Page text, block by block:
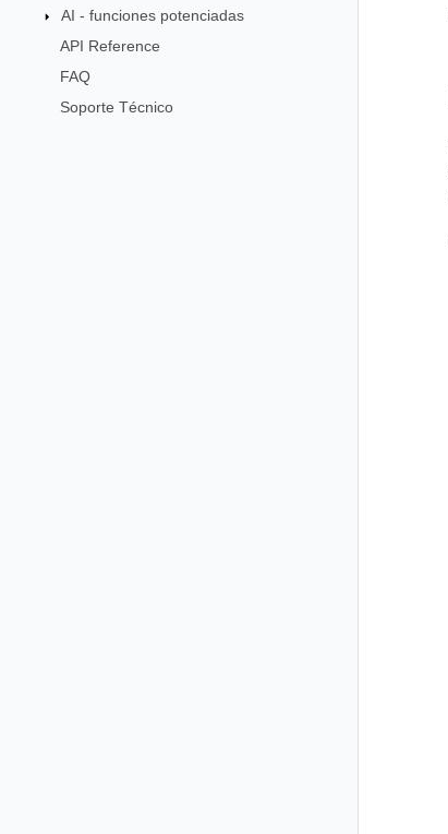
AI - funciones potenciadas
API Reference
FAQ
Soporte Técnico